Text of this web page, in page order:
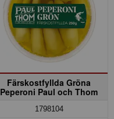
Färskostfyllda Gröna
Peperoni Paul och Thom
1798104